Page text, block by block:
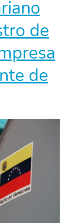
de
de